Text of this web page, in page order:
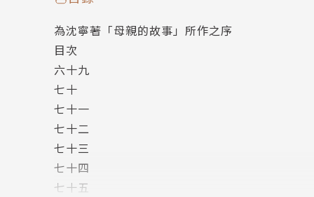
了中國現代跨半世紀的歷史縮影。在最動盪混亂
關。小說以陶希聖成家開始著筆，帶出陶希聖的
的歷史風雲。
沈寧的母親陶琴薰出生於紛亂的封建士大夫家族
被日汪敵特扣押為人質，為香港淪陷痛不欲生。
等傳奇人物。當一切苦盡甘來，開始享受愛情
薰因一念之差留在大陸，與親人分隔兩地，終其
為沈寧著「母親的故事」所作之序
目次
六十九
七十
七十一
七十二
七十三
七十四
七十五